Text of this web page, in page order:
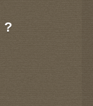
?